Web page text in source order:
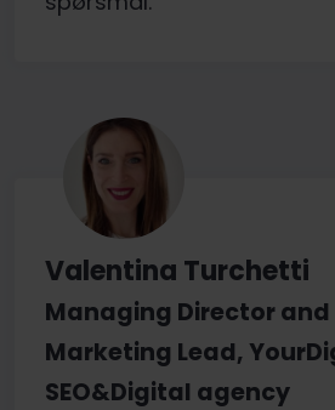
Valentina Turchetti
Managing Director
Marketing Lead,
SEO&Digital agency